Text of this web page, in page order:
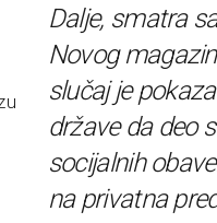
Dalje, smatra
Novog
slučaj je
države da deo
socijalnih
na privatna